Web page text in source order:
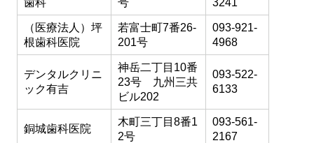
歯科
号
3241
（医療法人）坪
根歯科医院
若富士町7番26-
201号
093-921-
4968
デンタルクリニ
ック有吉
神岳二丁目10番
23号 九州三共
ビル202
093-522-
6133
銅城歯科医院
木町三丁目8番1
2号
093-561-
2167